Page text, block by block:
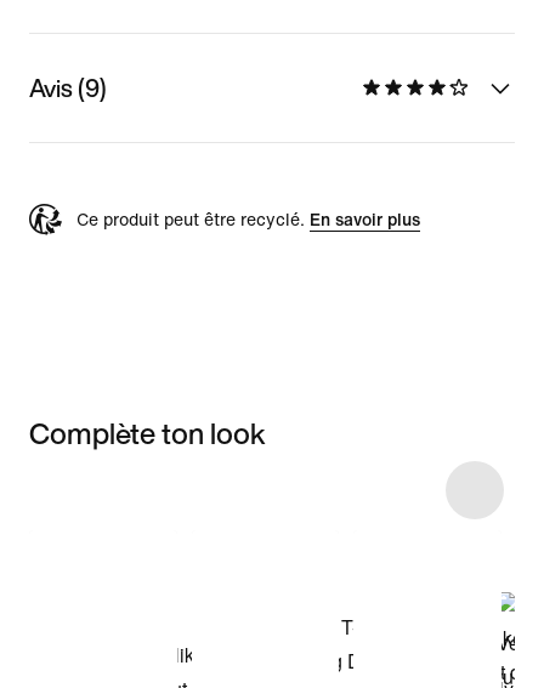
Avis (9)
Ce produit peut être recyclé. En savoir plus
Complète ton look